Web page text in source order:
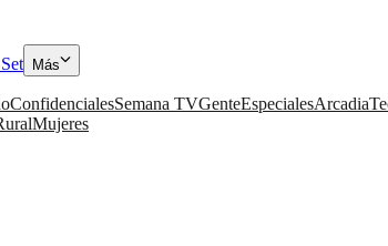
Más
ConfidencialesSemana TVGenteEspecialesArcadia
Mujeres